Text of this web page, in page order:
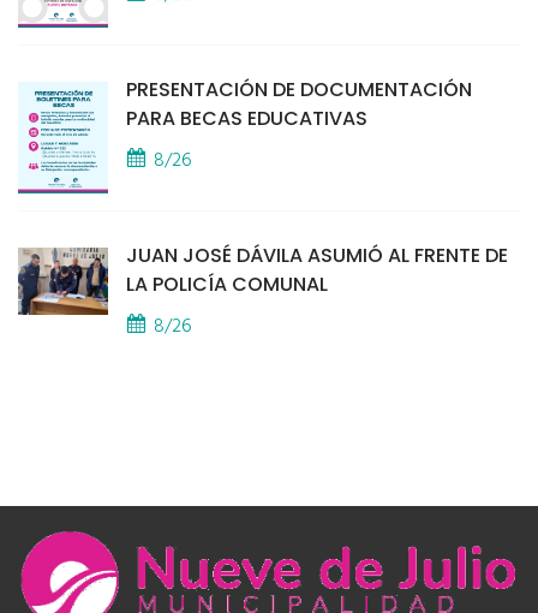
PRESENTACIÓN DE DOCUMENTACIÓN
PARA BECAS EDUCATIVAS
8/26
JUAN JOSÉ DÁVILA ASUMIÓ AL FRENTE DE
LA POLICÍA COMUNAL
8/26